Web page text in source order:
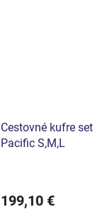
Cestovné kufre
Pacific S,M,L
199,10 €